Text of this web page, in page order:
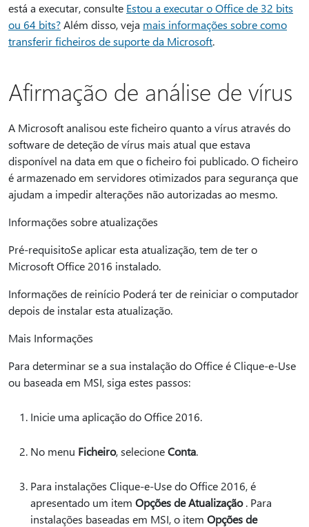
está a executar, consulte Estou a executar o Office de 32 bits
ou 64 bits?Além disso, veja mais informações sobre como
transferir ficheiros de suporte da Microsoft.
Afirmação de análise de vírus
A Microsoft analisou este ficheiro quanto a vírus através do
software de deteção de vírus mais atual que estava
disponível na data em que o ficheiro foi publicado. O ficheiro
é armazenado em servidores otimizados para segurança que
ajudam a impedir alterações não autorizadas ao mesmo.
Informações sobre atualizações
Pré-requisitoSe aplicar esta atualização, tem de ter o
Microsoft Office 2016 instalado.
Informações de reinício Poderá ter de reiniciar o computador
depois de instalar esta atualização.
Mais Informações
Para determinar se a sua instalação do Office é Clique-e-Use
ou baseada em MSI, siga estes passos:
Inicie uma aplicação do Office 2016.
No menu Ficheiro, selecioneConta.
Para instalações Clique-e-Use do Office 2016, é
apresentado um item Opções de Atualização. Para
instalações baseadas em MSI, o item Opções de